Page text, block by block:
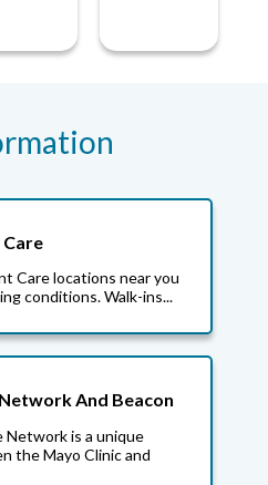
Care locations near you
conditions. Walk-ins...
And Beacon
Network is a unique
the Mayo Clinic and